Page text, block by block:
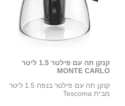
קנקן תה עם פילטר 1.5 ליטר
MONTE CARLO
קנקן תה עם פילטר בנפח 1.5 ליטר
מבית Tescoma